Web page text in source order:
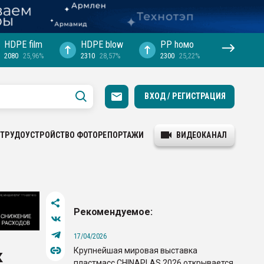
HDPE film
2080 25,96%
HDPE blow
2310 28,57%
PP hомо
2300 25,22%
ВХОД / РЕГИСТРАЦИЯ
ТРУДОУСТРОЙСТВО ФОТОРЕПОРТАЖИ ВИДЕОКАНАЛ
Рекомендуемое:
17/04/2026
Крупнейшая мировая выставка